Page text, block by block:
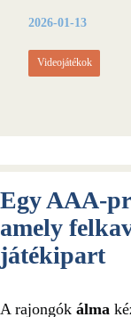
2026-01-13
Videojátékok
Egy AAA-
amely
játékipart
A rajongók álma